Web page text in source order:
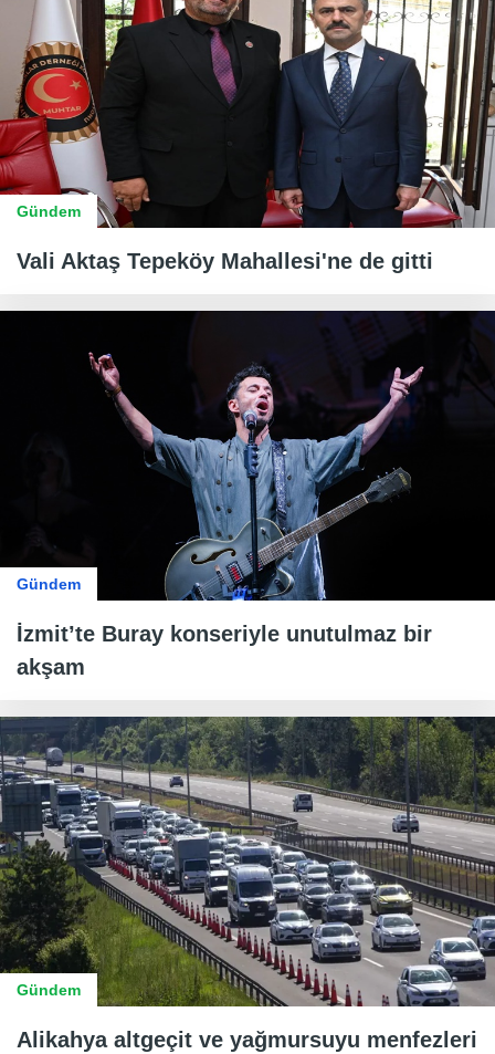
Gündem
Vali Aktaş Tepeköy Mahallesi'ne de gitti
Gündem
İzmit’te Buray konseriyle unutulmaz bir
akşam
Gündem
Alikahya altgeçit ve yağmursuyu menfezleri